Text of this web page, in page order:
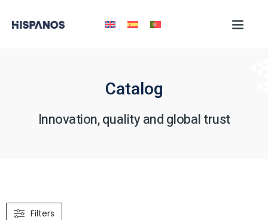
Catalog
Innovation, quality and global trust
Filters